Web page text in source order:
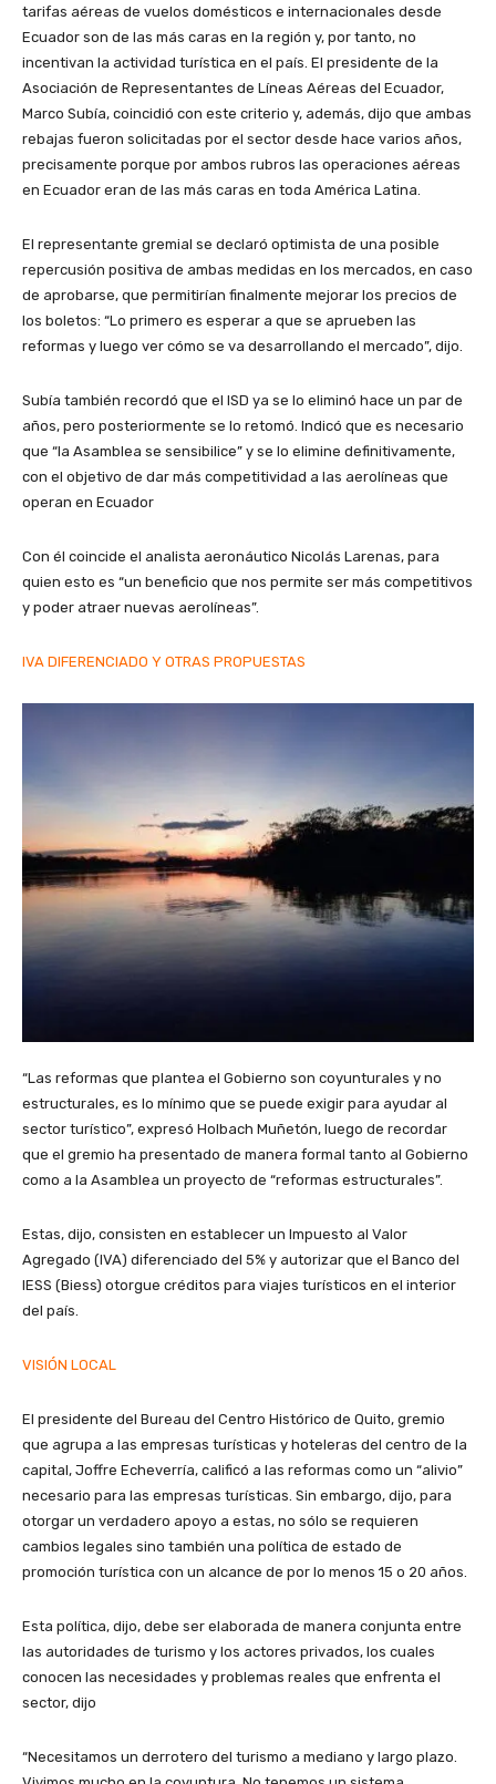
tarifas aéreas de vuelos domésticos e internacionales desde
Ecuador son de las más caras en la región y, por tanto, no
incentivan la actividad turística en el país. El presidente de la
Asociación de Representantes de Líneas Aéreas del Ecuador,
Marco Subía, coincidió con este criterio y, además, dijo que ambas
rebajas fueron solicitadas por el sector desde hace varios años,
precisamente porque por ambos rubros las operaciones aéreas
en Ecuador eran de las más caras en toda América Latina.
El representante gremial se declaró optimista de una posible
repercusión positiva de ambas medidas en los mercados, en caso
de aprobarse, que permitirían finalmente mejorar los precios de
los boletos: “Lo primero es esperar a que se aprueben las
reformas y luego ver cómo se va desarrollando el mercado”, dijo.
Subía también recordó que el ISD ya se lo eliminó hace un par de
años, pero posteriormente se lo retomó. Indicó que es necesario
que “la Asamblea se sensibilice” y se lo elimine definitivamente,
con el objetivo de dar más competitividad a las aerolíneas que
operan en Ecuador
Con él coincide el analista aeronáutico Nicolás Larenas, para
quien esto es “un beneficio que nos permite ser más competitivos
y poder atraer nuevas aerolíneas”.
IVA DIFERENCIADO Y OTRAS PROPUESTAS
“Las reformas que plantea el Gobierno son coyunturales y no
estructurales, es lo mínimo que se puede exigir para ayudar al
sector turístico”, expresó Holbach Muñetón, luego de recordar
que el gremio ha presentado de manera formal tanto al Gobierno
como a la Asamblea un proyecto de “reformas estructurales”.
Estas, dijo, consisten en establecer un Impuesto al Valor
Agregado (IVA) diferenciado del 5% y autorizar que el Banco del
IESS (Biess) otorgue créditos para viajes turísticos en el interior
del país.
VISIÓN LOCAL
El presidente del Bureau del Centro Histórico de Quito, gremio
que agrupa a las empresas turísticas y hoteleras del centro de la
capital, Joffre Echeverría, calificó a las reformas como un “alivio”
necesario para las empresas turísticas. Sin embargo, dijo, para
otorgar un verdadero apoyo a estas, no sólo se requieren
cambios legales sino también una política de estado de
promoción turística con un alcance de por lo menos 15 o 20 años.
Esta política, dijo, debe ser elaborada de manera conjunta entre
las autoridades de turismo y los actores privados, los cuales
conocen las necesidades y problemas reales que enfrenta el
sector, dijo
“Necesitamos un derrotero del turismo a mediano y largo plazo.